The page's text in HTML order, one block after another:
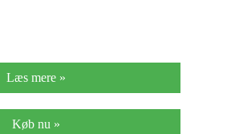
Læs mere »
Køb nu »